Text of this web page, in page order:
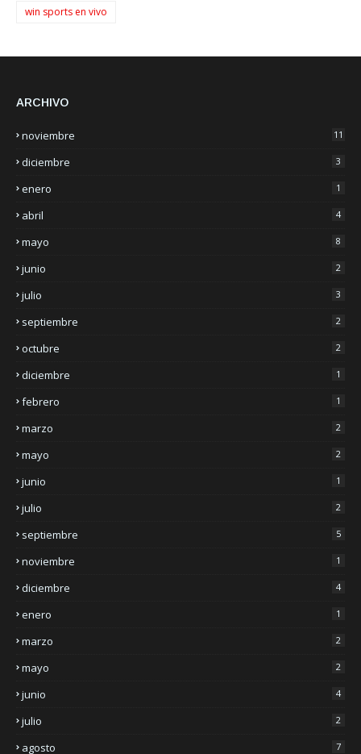
win sports en vivo
ARCHIVO
noviembre 11
diciembre 3
enero 1
abril 4
mayo 8
junio 2
julio 3
septiembre 2
octubre 2
diciembre 1
febrero 1
marzo 2
mayo 2
junio 1
julio 2
septiembre 5
noviembre 1
diciembre 4
enero 1
marzo 2
mayo 2
junio 4
julio 2
agosto 7